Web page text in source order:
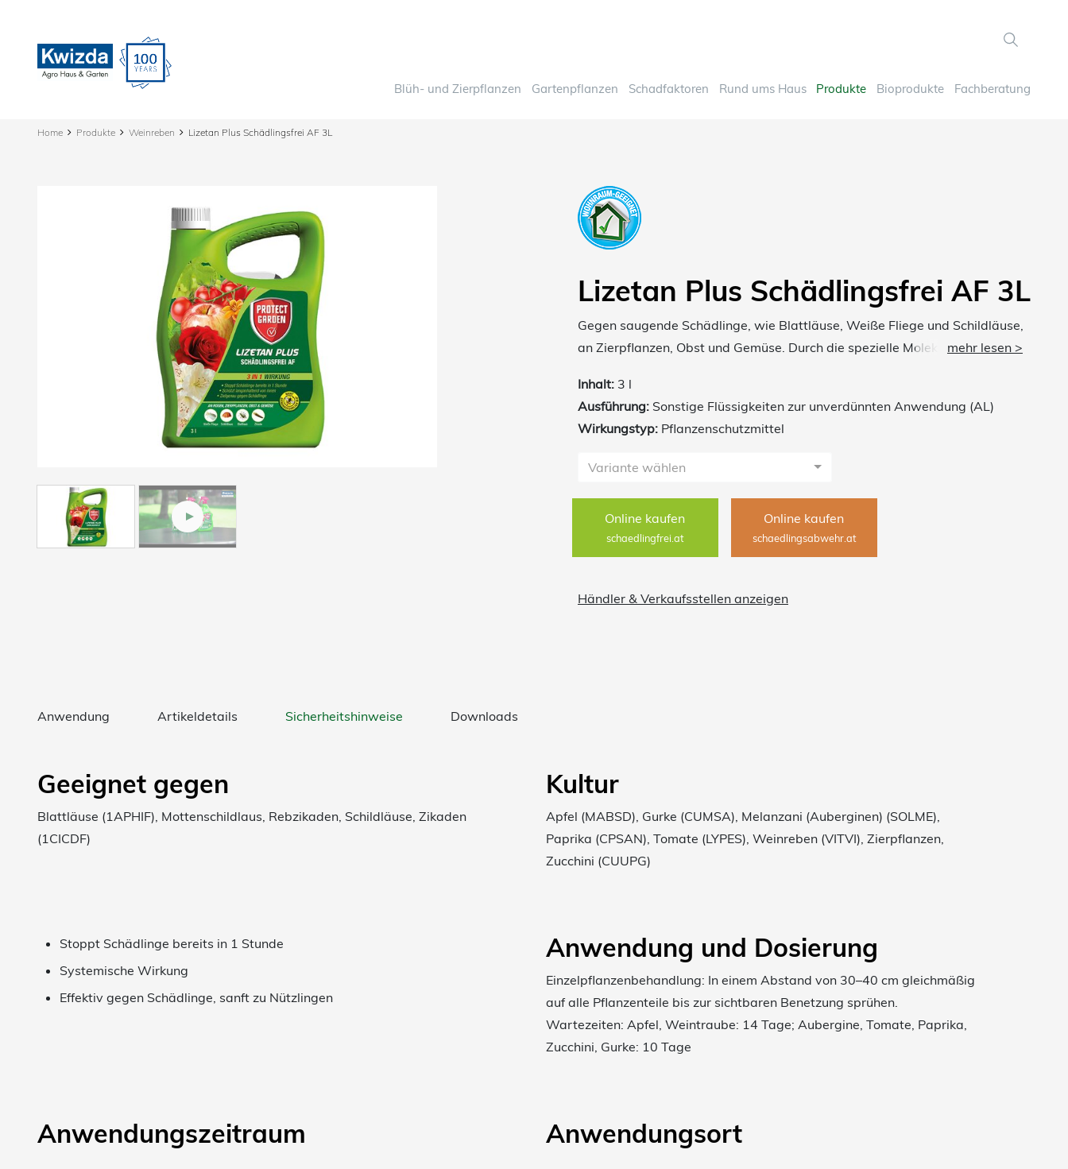
Blüh- und Zierpflanzen Gartenpflanzen Schadfaktoren Rund ums Haus Produkte Bioprodukte Fachberatung
Home Produkte Weinreben Lizetan Plus Schädlingsfrei AF 3L
Lizetan Plus Schädlingsfrei AF 3L
Gegen saugende Schädlinge, wie Blattläuse, Weiße Fliege und Schildläuse,
an Zierpflanzen, Obst und Gemüse. Durch die spezielle Molekülform wirkt
mehr lesen >
Inhalt:3 l
Ausführung:Sonstige Flüssigkeiten zur unverdünnten Anwendung (AL)
Wirkungstyp:Pflanzenschutzmittel
Variante wählen
Online kaufen
schaedlingfrei.at
Online kaufen
schaedlingsabwehr.at
Händler & Verkaufsstellen anzeigen
Anwendung Artikeldetails Sicherheitshinweise Downloads
Geeignet gegen
Blattläuse (1APHIF), Mottenschildlaus, Rebzikaden, Schildläuse, Zikaden
(1CICDF)
Kultur
Apfel (MABSD), Gurke (CUMSA), Melanzani (Auberginen) (SOLME),
Paprika (CPSAN), Tomate (LYPES), Weinreben (VITVI), Zierpflanzen,
Zucchini (CUUPG)
Stoppt Schädlinge bereits in 1 Stunde
Systemische Wirkung
Effektiv gegen Schädlinge, sanft zu Nützlingen
Anwendung und Dosierung
Einzelpflanzenbehandlung: In einem Abstand von 30–40 cm gleichmäßig
auf alle Pflanzenteile bis zur sichtbaren Benetzung sprühen.
Wartezeiten: Apfel, Weintraube: 14 Tage; Aubergine, Tomate, Paprika,
Zucchini, Gurke: 10 Tage
Anwendungszeitraum Anwendungsort